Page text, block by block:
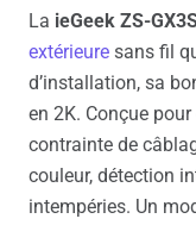
La ieGeek ZS-
extérieure sans fil
d’installation, sa
en 2K. Conçue
contrainte de
couleur, détection
intempéries. Un